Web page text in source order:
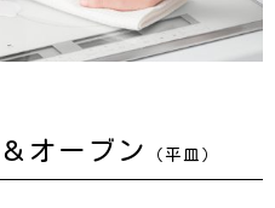
＆オーブン （平皿）